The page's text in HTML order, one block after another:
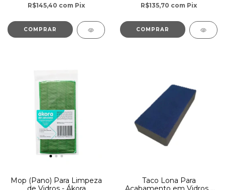
R$145,40 com Pix R$135,70 com Pix
Mop (Pano) Para Limpeza
Taco Lona Para